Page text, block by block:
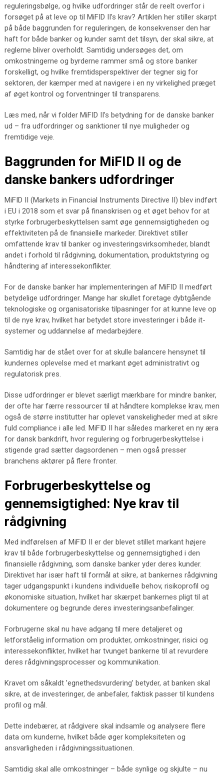
reguleringsbølge, og hvilke udfordringer står de reelt overfor i
forsøget på at leve op til MiFID II’s krav? Artiklen her stiller skarpt
på både baggrunden for reguleringen, de konsekvenser den har
haft for både banker og kunder samt det tilsyn, der skal sikre, at
reglerne bliver overholdt. Samtidig undersøges det, om
omkostningerne og byrderne rammer små og store banker
forskelligt, og hvilke fremtidsperspektiver der tegner sig for
sektoren, der kæmper med at navigere i en ny virkelighed præget
af øget kontrol og forventninger til transparens.
Læs med, når vi folder MiFID II’s betydning for de danske banker
ud – fra udfordringer og sanktioner til nye muligheder og
fremtidige veje.
Baggrunden for MiFID II og de
danske bankers udfordringer
MiFID II (Markets in Financial Instruments Directive II) blev indført
i EU i 2018 som et svar på finanskrisen og et øget behov for at
styrke forbrugerbeskyttelsen samt øge gennemsigtigheden og
effektiviteten på de finansielle markeder. Direktivet stiller
omfattende krav til banker og investeringsvirksomheder, blandt
andet i forhold til rådgivning, dokumentation, produktstyring og
håndtering af interessekonflikter.
For de danske banker har implementeringen af MiFID II medført
betydelige udfordringer. Mange har skullet foretage dybtgående
teknologiske og organisatoriske tilpasninger for at kunne leve op
til de nye krav, hvilket har betydet store investeringer i både it-
systemer og uddannelse af medarbejdere.
Samtidig har de stået over for at skulle balancere hensynet til
kundernes oplevelse med et markant øget administrativt og
regulatorisk pres.
Disse udfordringer er blevet særligt mærkbare for mindre banker,
der ofte har færre ressourcer til at håndtere komplekse krav, men
også de større institutter har oplevet vanskeligheder med at sikre
fuld compliance i alle led. MiFID II har således markeret en ny æra
for dansk bankdrift, hvor regulering og forbrugerbeskyttelse i
stigende grad sætter dagsordenen – men også presser
branchens aktører på flere fronter.
Forbrugerbeskyttelse og
gennemsigtighed: Nye krav til
rådgivning
Med indførelsen af MiFID II er der blevet stillet markant højere
krav til både forbrugerbeskyttelse og gennemsigtighed i den
finansielle rådgivning, som danske banker yder deres kunder.
Direktivet har især haft til formål at sikre, at bankernes rådgivning
tager udgangspunkt i kundens individuelle behov, risikoprofil og
økonomiske situation, hvilket har skærpet bankernes pligt til at
dokumentere og begrunde deres investeringsanbefalinger.
Forbrugerne skal nu have adgang til mere detaljeret og
letforståelig information om produkter, omkostninger, risici og
interessekonflikter, hvilket har tvunget bankerne til at revurdere
deres rådgivningsprocesser og kommunikation.
Kravet om såkaldt ’egnethedsvurdering’ betyder, at banken skal
sikre, at de investeringer, de anbefaler, faktisk passer til kundens
profil og mål.
Dette indebærer, at rådgivere skal indsamle og analysere flere
data om kunderne, hvilket både øger kompleksiteten og
ansvarligheden i rådgivningssituationen.
Samtidig skal alle omkostninger – både synlige og skjulte – nu